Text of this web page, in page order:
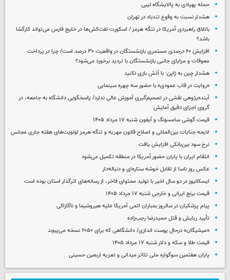
حمله پهپادی به پالایشگاه لیبی
هشدار نسبت به وقوع تندباد در تهران
باتلاق راهبردی آمریکا در تنگه هرمز / اسکورت نفت‌کش‌ها در خلیج فارس می‌تواند کارگشا
باشد؟
افزایش ۶۰ درصدی مستمری‌ بازنشستگان در واقعیت ۳۰ درصد است/ چرا در پرداخت
معوقات و مزایای جانبی بازنشستگان با تردید برخورد می‌شود؟
هشدار چین به ژاپن: با آتش بازی نکنید
«روایت در قاب عمودی» با حضور سه چهره سینمایی
آینده‌پژوهی نقشی در تصمیم‌گیری آموزش عالی ندارد/ پاسخگویی دانشگاه به جامعه، در
گروی اجرای دقیق آمایش
قیمت گوشی سامسونگ و آیفون شنبه ۱۷ مرداد ۱۴۰۵
لایحه جنایات بین‌المللی و اصلاح قانون مهریه و تنگه هرمز اولویت‌های هفته جاری مجلس
نرخ سود بین‌بانکی افزایش یافت
انتقام ایران با پایان حضور آمریکا در منطقه تکمیل می‌شود
عکس روز ناسا از تقابل خوشه ستاره‌ای و دنباله‌دار
ایسکانیوز در دو سال اخیر با تولید محتوای فاخر، از رسانه‌های اثرگذار استان بوده است
قیمت برنج ایرانی و خارجی شنبه ۱۷ مرداد ۱۴۰۵
پیام پزشکیان در سالروز بمباران اتمی آمریکا علیه هیروشیما و ناگازاکی
تأیید ربایش و قتل حمیدرضا رجب‌زاده
«میشیگان» درحال پوست اندازی/ دانشگاهی که برای ۲۰۵۰ نسخه می‌پیچد
قیمت طلا و سکه و دلار شنبه ۱۷ مرداد ۱۴۰۵
پایان هفتمین سوگواره ملی تئاتر میدانی و تعزیه اربعین حسینی